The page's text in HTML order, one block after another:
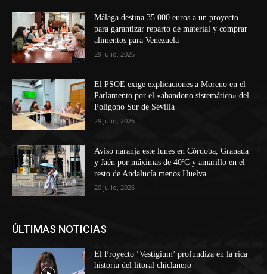
Málaga destina 35.000 euros a un proyecto
para garantizar reparto de material y comprar
alimentos para Venezuela
29 julio, 2026
El PSOE exige explicaciones a Moreno en el
Parlamento por el «abandono sistemático» del
Polígono Sur de Sevilla
29 julio, 2026
Aviso naranja este lunes en Córdoba, Granada
y Jaén por máximas de 40ºC y amarillo en el
resto de Andalucía menos Huelva
20 julio, 2026
ÚLTIMAS NOTICIAS
El Proyecto ‘Vestigium’ profundiza en la rica
historia del litoral chiclanero